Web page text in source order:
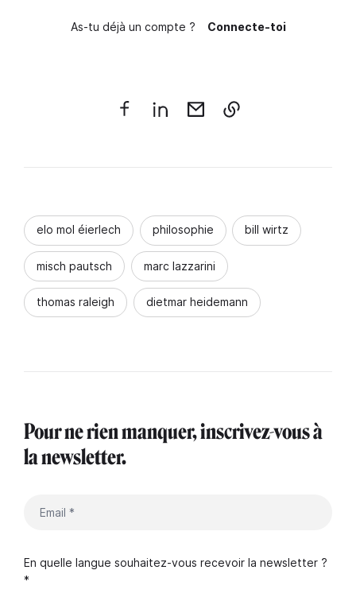
As-tu déjà un compte ? Connecte-toi
elo mol éierlech philosophie bill wirtz
misch pautsch marc lazzarini
thomas raleigh dietmar heidemann
Pour ne rien manquer, inscrivez-vous à
la newsletter.
En quelle langue souhaitez-vous recevoir la newsletter ?
*